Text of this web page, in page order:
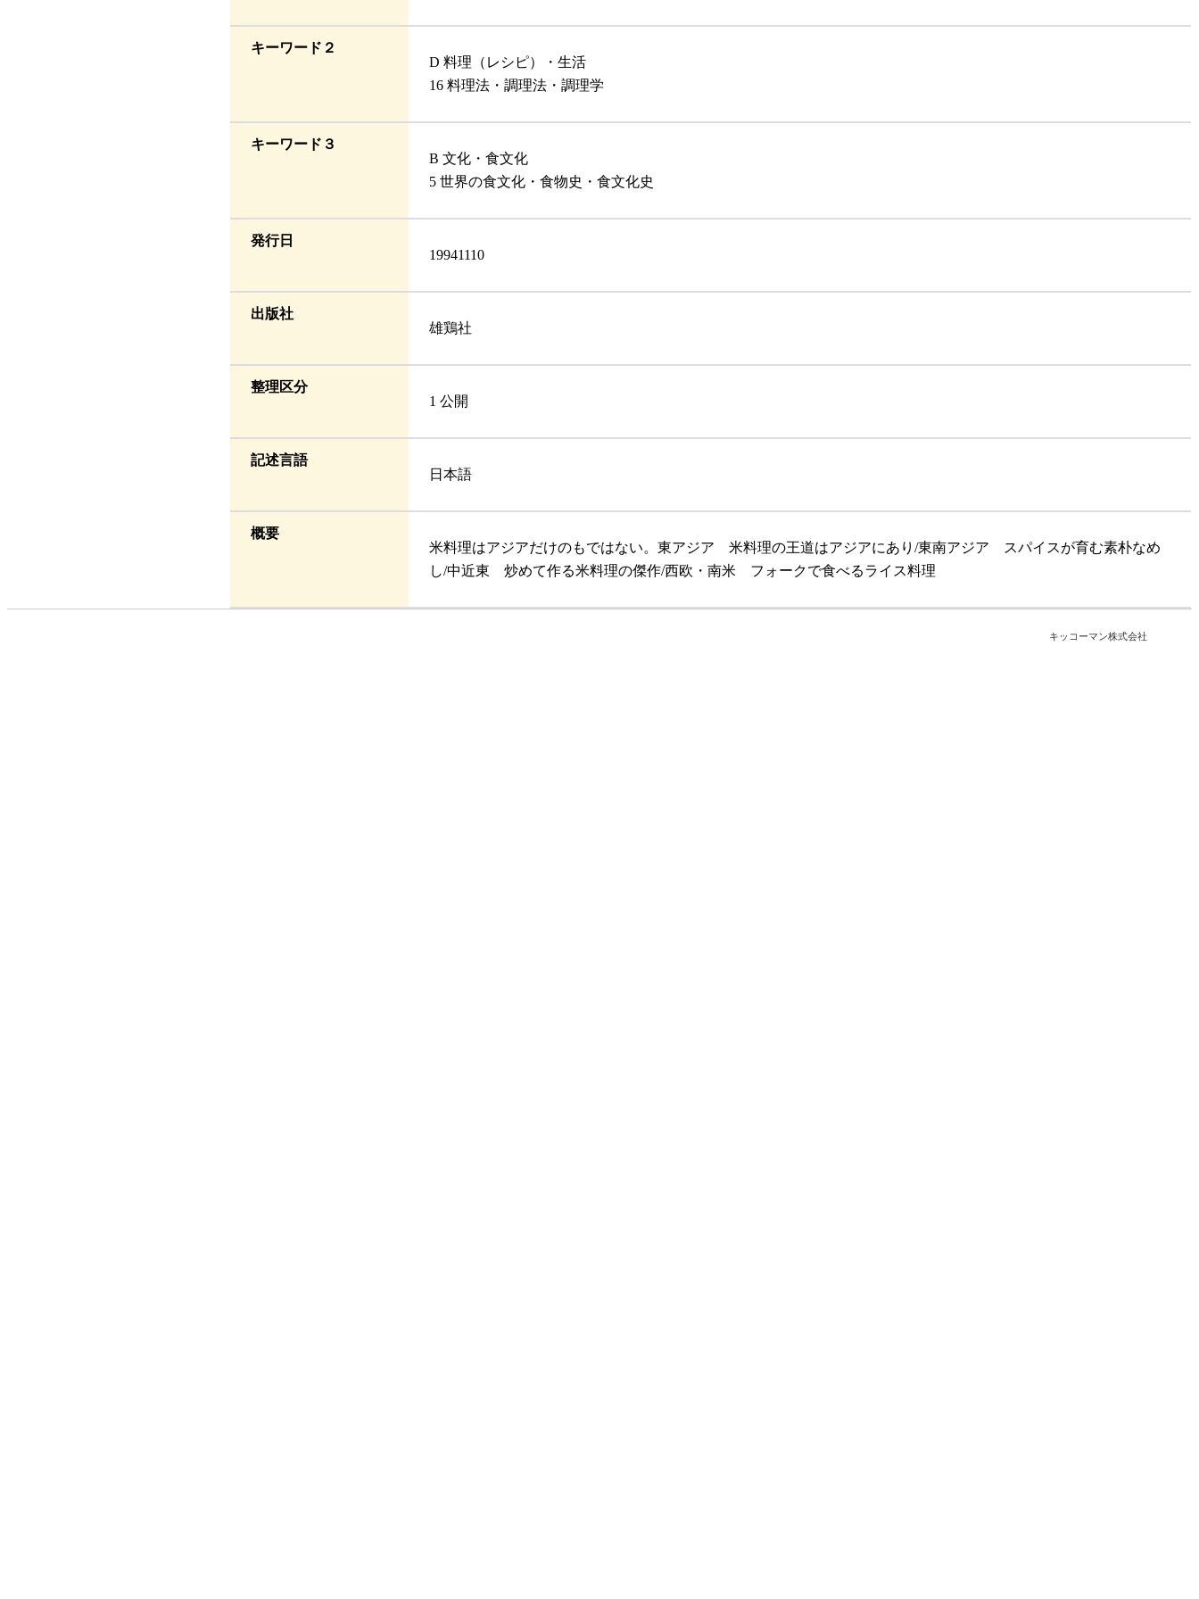
キーワード２
D 料理（レシピ）・生活
16 料理法・調理法・調理学
キーワード３
B 文化・食文化
5 世界の食文化・食物史・食文化史
発行日
19941110
出版社
雄鶏社
整理区分
1 公開
記述言語
日本語
概要
米料理はアジアだけのもではない。東アジア 米料理の王道はアジアにあり/東南アジア スパイスが育む素朴なめ
し/中近東 炒めて作る米料理の傑作/西欧・南米 フォークで食べるライス料理
キッコーマン株式会社